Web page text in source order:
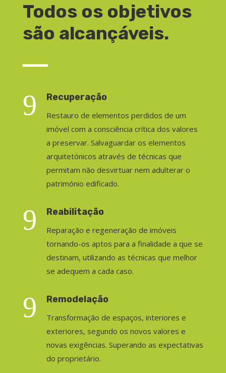
Todos os objetivos
são alcançáveis.
9 Recuperação
Restauro de elementos perdidos de um
imóvel com a consciência crítica dos valores
a preservar. Salvaguardar os elementos
arquitetónicos através de técnicas que
permitam não desvirtuar nem adulterar o
património edificado.
9 Reabilitação
Reparação e regeneração de imóveis
tornando-os aptos para a finalidade a que se
destinam, utilizando as técnicas que melhor
se adequem a cada caso.
9 Remodelação
Transformação de espaços, interiores e
exteriores, segundo os novos valores e
novas exigências. Superando as expectativas
do proprietário.